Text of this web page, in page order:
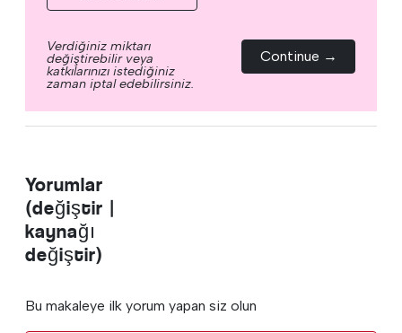
Verdiğiniz miktarı
değiştirebilir veya
katkılarınızı istediğiniz
zaman iptal edebilirsiniz.
Continue →
Yorumlar
(değiştir |
kaynağı
değiştir)
Bu makaleye ilk yorum yapan siz olun